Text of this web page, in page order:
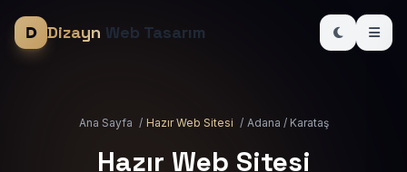
Dizayn Web Tasarım
Ana Sayfa / Hazır Web Sitesi / Adana / Karataş
Hazır Web Sitesi